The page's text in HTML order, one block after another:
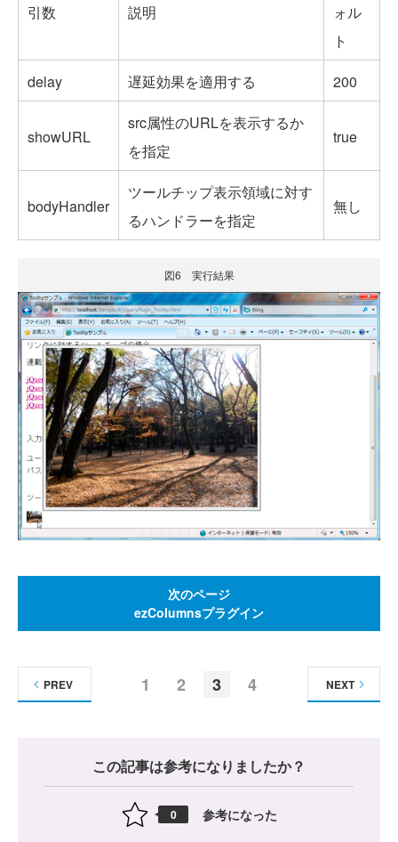
引数 説明
ォル
ト
delay
遅延効果を適用する 200
showURL
src属性のURLを表示するか
を指定
true
bodyHandler
ツールチップ表示領域に対す
るハンドラーを指定
無し
図6 実行結果
次のページ
ezColumnsプラグイン
1 2 3 4
PREV NEXT
この記事は参考になりましたか？
0 参考になった